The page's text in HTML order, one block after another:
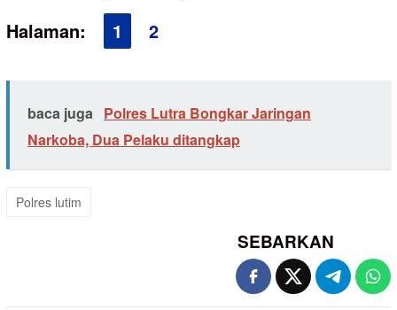
Halaman:
1 2
baca juga
Polres Lutra Bongkar Jaringan
Narkoba, Dua Pelaku ditangkap
Polres lutim
SEBARKAN